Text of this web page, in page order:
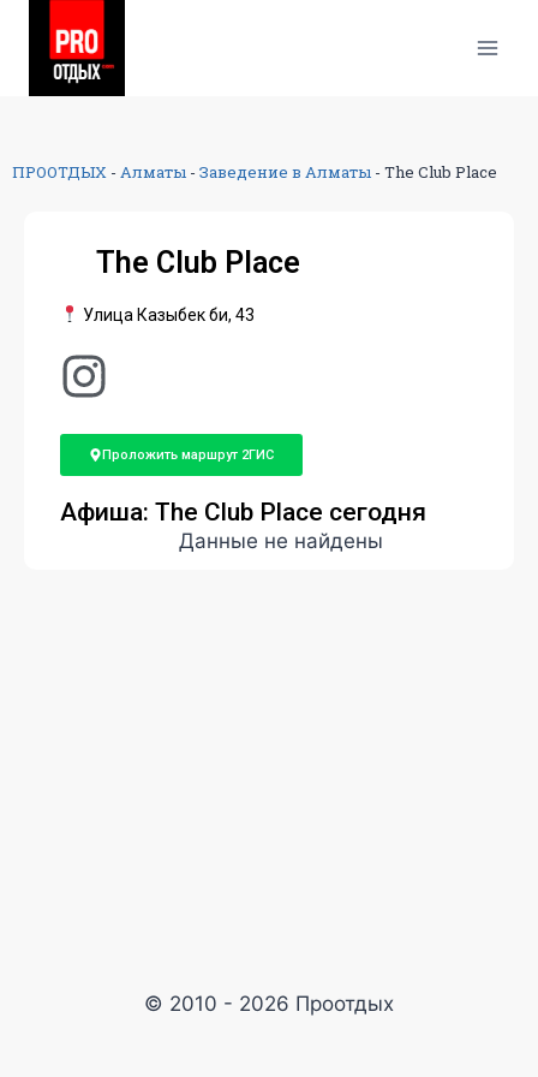
ПРООТДЫХ - Алматы - Заведение в Алматы - The Club Place
The Club Place
​Улица Казыбек би, 43
Проложить маршрут 2ГИС
Афиша: The Club Place сегодня
Данные не найдены
© 2010 - 2026 Проотдых